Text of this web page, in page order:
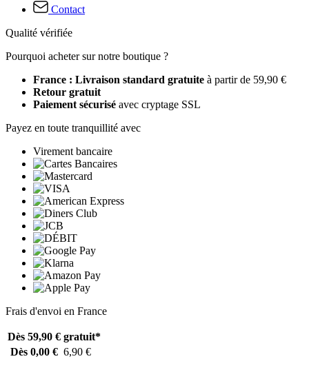
Contact
Qualité vérifiée
Pourquoi acheter sur notre boutique ?
France : Livraison standard gratuite à partir de 59,90 €
Retour gratuit
Paiement sécurisé avec cryptage SSL
Payez en toute tranquillité avec
Virement bancaire
Frais d'envoi en France
Dès 59,90 € gratuit*
Dès 0,00 € 6,90 €